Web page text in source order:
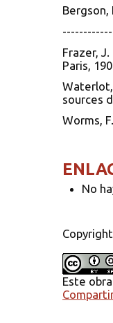
Bergson,
Frazer,
Paris,
Waterlot,
sources
Worms,
No
Este